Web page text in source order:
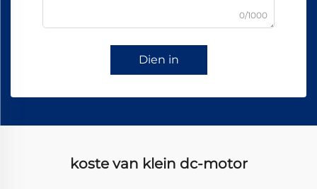
0/1000
Dien in
koste van klein dc-motor